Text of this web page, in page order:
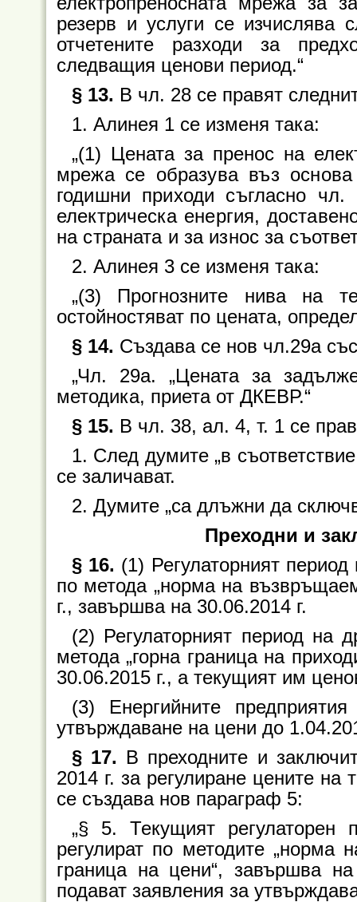
резерв и услуги се изчислява
отчетените разходи за
следващия ценови период.“
§ 13. В чл. 28 се правят
1. Алинея 1 се изменя така:
„(1) Цената за пренос на
мрежа се образува въз основа
годишни приходи съгласно чл.
електрическа енергия,
на страната и за износ за
2. Алинея 3 се изменя така:
„(3) Прогнозните нива на
остойностяват по цената,
§ 14. Създава се нов чл.29а
„Чл. 29а. „Цената за
методика, приета от ДКЕВР.“
§ 15. В чл. 38, ал. 4, т. 1 се
1. След думите „в
се заличават.
2. Думите „са длъжни да
Преходни и
§ 16. (1) Регулаторният
по метода „норма на
г., завършва на 30.06.2014 г.
(2) Регулаторният период на
метода „горна граница на
30.06.2015 г., а текущият им
(3) Енергийните
утвърждаване на цени до
§ 17. В преходните и
2014 г. за регулиране цените на
се създава нов параграф 5:
„§ 5. Текущият регулаторен
регулират по методите „норма
граница на цени“, завършва
подават заявления за